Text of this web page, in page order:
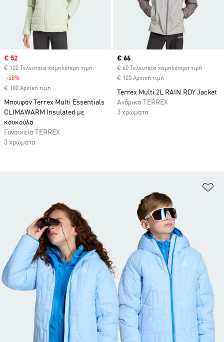
Sale price
€ 52
€ 100 Τελευταία χαμηλότερη τιμή
-48%
€ 100 Αρχική τιμή
Μπουφάν Terrex Multi Essentials
CLIMAWARM Insulated με
κουκούλα
Γυναικεία TERREX
3 χρώματα
Current price
€ 66
€ 60 Τελευταία χαμηλότερη τιμή
€ 120 Αρχική τιμή
Terrex Multi 2L RAIN.RDY Jacket
Ανδρικά TERREX
3 χρώματα